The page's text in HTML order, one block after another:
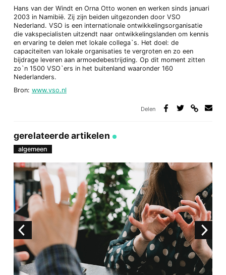
Hans van der Windt en Orna Otto wonen en werken sinds januari
2003 in Namibië. Zij zijn beiden uitgezonden door VSO
Nederland. VSO is een internationale ontwikkelingsorganisatie
die vakspecialisten uitzendt naar ontwikkelingslanden om kennis
en ervaring te delen met lokale collega`s. Het doel: de
capaciteiten van lokale organisaties te vergroten en zo een
bijdrage leveren aan armoedebestrijding. Op dit moment zitten
zo`n 1500 VSO`ers in het buitenland waaronder 160
Nederlanders.
Bron: www.vso.nl
Delen
gerelateerde artikelen
algemeen